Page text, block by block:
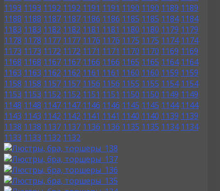
1193 1193 1192 1192 1191 1191 1190 1190 1189 1189
1188 1188 1187 1187 1186 1186 1185 1185 1184 1184
1183 1183 1182 1182 1181 1181 1180 1180 1179 1179
1178 1178 1177 1177 1176 1176 1175 1175 1174 1174
1173 1173 1172 1172 1171 1171 1170 1170 1169 1169
1168 1168 1167 1167 1166 1166 1165 1165 1164 1164
1163 1163 1162 1162 1161 1161 1160 1160 1159 1159
1158 1158 1157 1157 1156 1156 1155 1155 1154 1154
1153 1153 1152 1152 1151 1151 1150 1150 1149 1149
1148 1148 1147 1147 1146 1146 1145 1145 1144 1144
1143 1143 1142 1142 1141 1141 1140 1140 1139 1139
1138 1138 1137 1137 1136 1136 1135 1135 1134 1134
1133 1133 1132 1132